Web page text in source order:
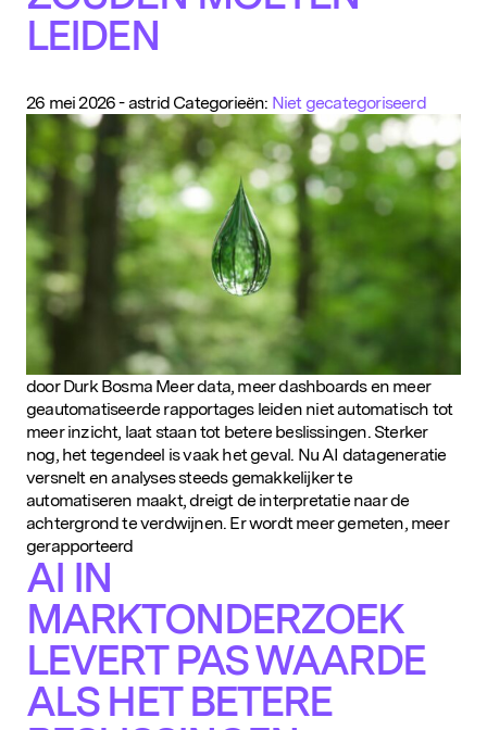
LEIDEN
26 mei 2026-astrid Categorieën: Niet gecategoriseerd
door Durk Bosma Meer data, meer dashboards en meer
geautomatiseerde rapportages leiden niet automatisch tot
meer inzicht, laat staan tot betere beslissingen. Sterker
nog, het tegendeel is vaak het geval. Nu AI datageneratie
versnelt en analyses steeds gemakkelijker te
automatiseren maakt, dreigt de interpretatie naar de
achtergrond te verdwijnen. Er wordt meer gemeten, meer
gerapporteerd
AI IN
MARKTONDERZOEK
LEVERT PAS WAARDE
ALS HET BETERE